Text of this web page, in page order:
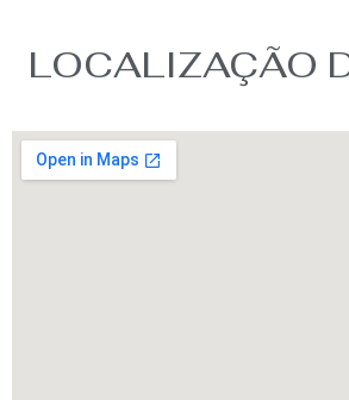
LOCALIZAÇÃO